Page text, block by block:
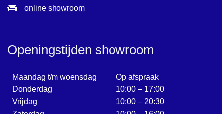
online showroom
Openingstijden showroom
Maandag t/m woensdag
Donderdag
Vrijdag
Op afspraak
10:00 – 17:00
10:00 – 20:30